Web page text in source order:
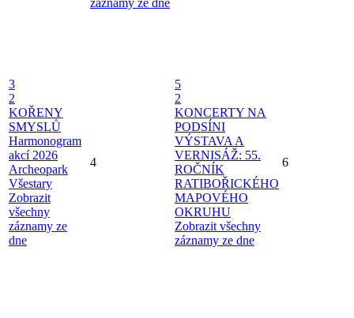
3
2
KOŘENY
SMYSLŮ
Harmonogram
akcí 2026
Archeopark
Všestary
Zobrazit
všechny
záznamy ze
dne
4
5
2
KONCERTY NA
PODSÍNI
VÝSTAVA A
VERNISÁŽ: 55.
ROČNÍK
RATIBOŘICKÉHO
MAPOVÉHO
OKRUHU
Zobrazit všechny
záznamy ze dne
6